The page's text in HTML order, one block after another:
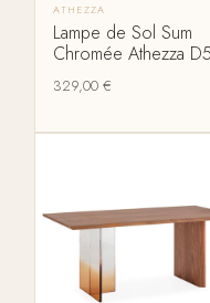
ATHEZZA
Lampe de Sol Sum
Chromée Athezza
329,00€